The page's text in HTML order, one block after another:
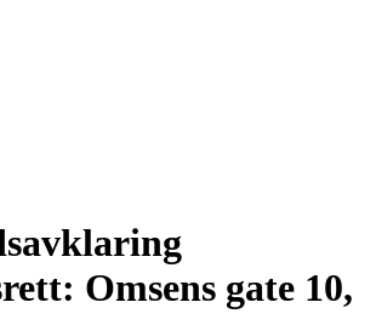
Omsens gate 10,